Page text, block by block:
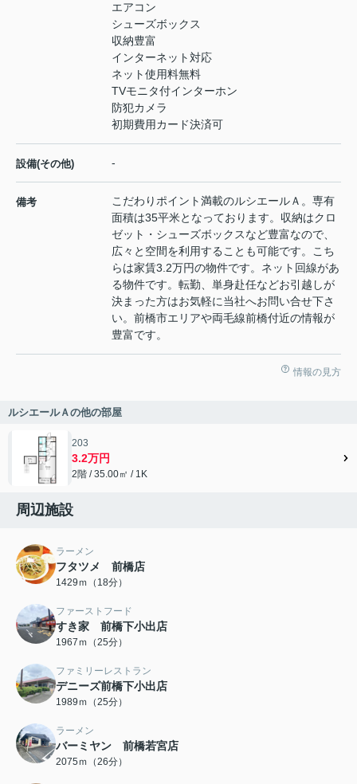
エアコン
シューズボックス
収納豊富
インターネット対応
ネット使用料無料
TVモニタ付インターホン
防犯カメラ
初期費用カード決済可
設備(その他) -
備考
こだわりポイント満載のルシエールＡ。専有
面積は35平米となっております。収納はクロ
ゼット・シューズボックスなど豊富なので、
広々と空間を利用することも可能です。こち
らは家賃3.2万円の物件です。ネット回線があ
る物件です。転勤、単身赴任などお引越しが
決まった方はお気軽に当社へお問い合せ下さ
い。前橋市エリアや両毛線前橋付近の情報が
豊富です。
情報の見方
ルシエールＡの他の部屋
203
3.2万円
2階 / 35.00㎡ / 1K
周辺施設
ラーメン
フタツメ 前橋店
1429ｍ（18分）
ファーストフード
すき家 前橋下小出店
1967ｍ（25分）
ファミリーレストラン
デニーズ前橋下小出店
1989ｍ（25分）
ラーメン
バーミヤン 前橋若宮店
2075ｍ（26分）